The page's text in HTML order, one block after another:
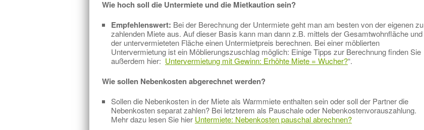
Wie hoch soll die Untermiete und die Mietkaution sein?
Empfehlenswert: Bei der Berechnung der Untermiete geht man am besten von der eigenen zu
zahlenden Miete aus. Auf dieser Basis kann man dann z.B. mittels der Gesamtwohnfläche und
der untervermieteten Fläche einen Untermietpreis berechnen. Bei einer möblierten
Untervermietung ist ein Möblierungszuschlag möglich: Einige Tipps zur Berechnung finden Sie
außerdem hier: Untervermietung mit Gewinn: Erhöhte Miete = Wucher?“.
Wie sollen Nebenkosten abgerechnet werden?
Sollen die Nebenkosten in der Miete als Warmmiete enthalten sein oder soll der Partner die
Nebenkosten separat zahlen? Bei letzterem als Pauschale oder Nebenkostenvorauszahlung.
Mehr dazu lesen Sie hier Untermiete: Nebenkosten pauschal abrechnen?